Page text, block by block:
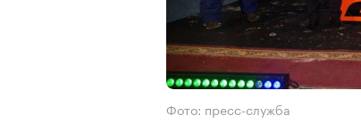
Фото: пресс-служба